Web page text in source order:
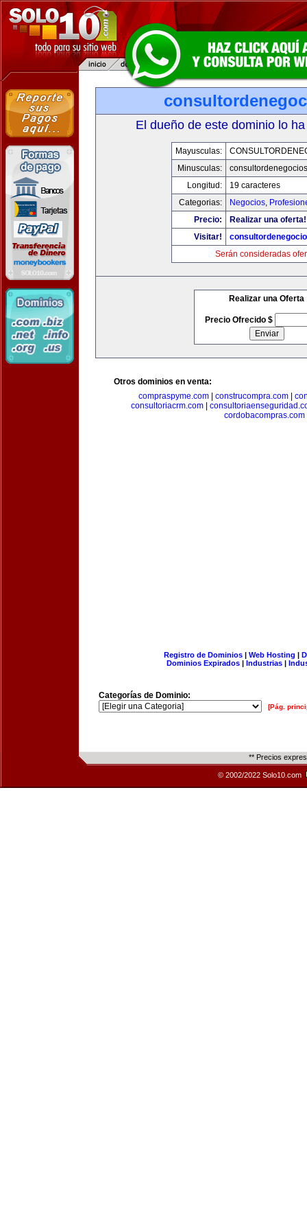
El dueño de este dominio lo
Mayusculas:
Minusculas:
Longitud:
19 caracteres
Categorias:
Negocios,
Precio:
Realizar una oferta!
Visitar!
Serán consideradas
Realizar una Oferta
Precio Ofrecido $
Otros dominios en venta:
compraspyme.com
construcompra.com
consultoriacrm.com|
cordobacompras.com
Registro de Dominios| Web Hosting |
Dominios Expirados | Industrias |
Categorías de Dominio:
[Pág.
** Precios
© 2002/2022 Solo10.com